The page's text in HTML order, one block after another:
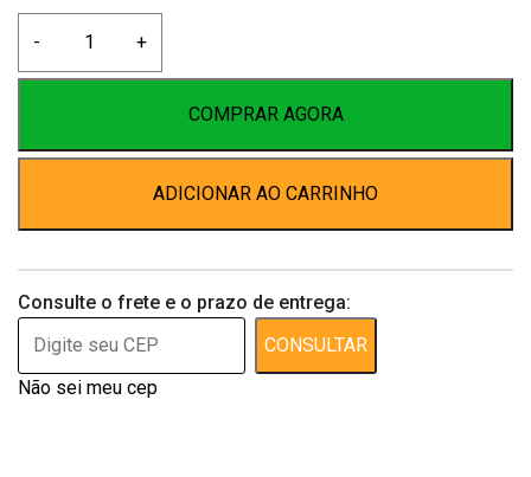
-
Comedouro
E
quantidade
+
COMPRAR AGORA
ADICIONAR AO CARRINHO
Consulte o frete e o prazo de entrega:
CONSULTAR
Não sei meu cep